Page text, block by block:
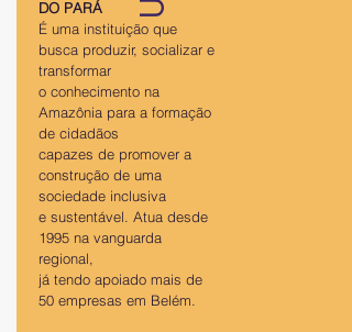
DO PARÁ
É uma instituição que
busca produzir, socializar e
transformar
o conhecimento na
Amazônia para a formação
de cidadãos
capazes de promover a
construção de uma
sociedade inclusiva
e sustentável. Atua desde
1995 na vanguarda
regional,
já tendo apoiado mais de
50 empresas em Belém.